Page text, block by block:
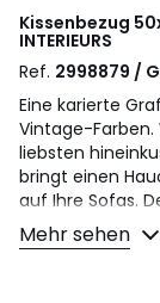
Kissenbezug
INTERIEURS
Ref. 2998879 /
Eine karierte
Vintage-
liebsten
bringt einen
auf Ihre Sofas.
Beschreibung
• Samt aus
Mehr sehen